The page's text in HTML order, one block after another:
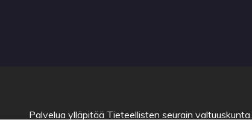
Palvelua ylläpitää Tieteellisten seurain valtuuskunta.